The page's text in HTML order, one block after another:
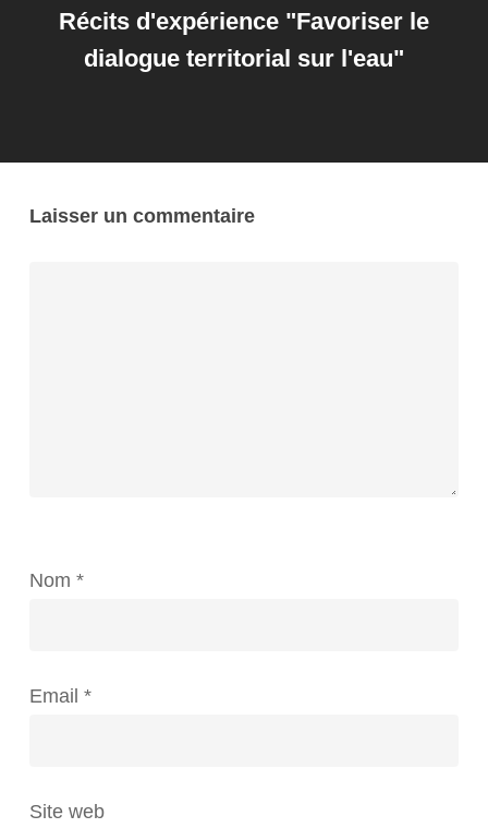
Récits d'expérience "Favoriser le
dialogue territorial sur l'eau"
Laisser un commentaire
Nom *
Email *
Site web